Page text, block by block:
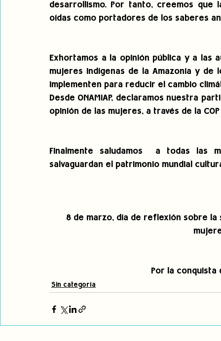
desarrollismo. Por tanto, creemos que
oídas como portadores de los saberes
Exhortamos a la opinión pública y a las
mujeres indígenas de la Amazonía y
implementen para reducir el cambio
Desde ONAMIAP, declaramos nuestra
opinión de las mujeres, a través de la
Finalmente saludamos  a todas las
salvaguardan el patrimonio mundial
8 de marzo, día de reflexión sobre
Por la
Sin categoría